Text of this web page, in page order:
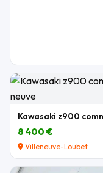
8 400 €
Villeneuve-Loubet